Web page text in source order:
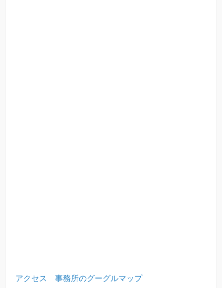
アクセス 事務所のグーグルマップ